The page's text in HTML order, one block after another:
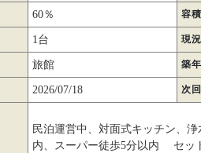
60％ 容
1台 現況
旅館 築
2026/07/18 次
民泊運営中、対面式キッチン、
内、スーパー徒歩5分以内 セッ